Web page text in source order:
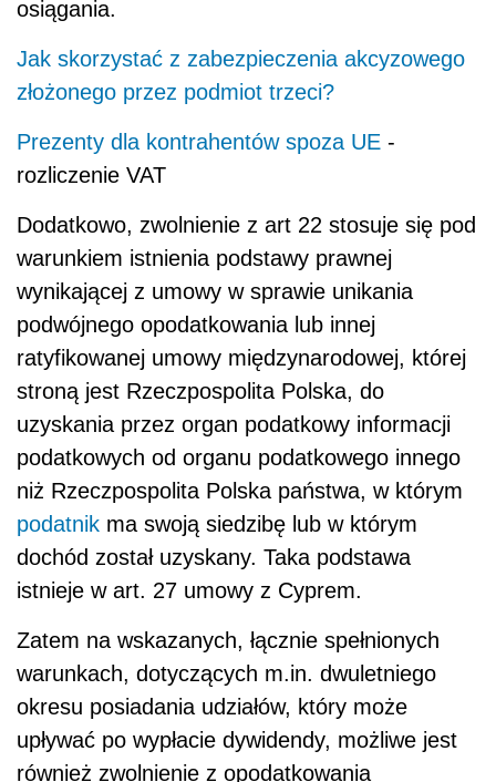
osiągania.
Jak skorzystać z zabezpieczenia akcyzowego
złożonego przez podmiot trzeci?
Prezenty dla kontrahentów spoza UE -
rozliczenie VAT
Dodatkowo, zwolnienie z art 22 stosuje się pod
warunkiem istnienia podstawy prawnej
wynikającej z umowy w sprawie unikania
podwójnego opodatkowania lub innej
ratyfikowanej umowy międzynarodowej, której
stroną jest Rzeczpospolita Polska, do
uzyskania przez organ podatkowy informacji
podatkowych od organu podatkowego innego
niż Rzeczpospolita Polska państwa, w którym
podatnik ma swoją siedzibę lub w którym
dochód został uzyskany. Taka podstawa
istnieje w art. 27 umowy z Cyprem.
Zatem na wskazanych, łącznie spełnionych
warunkach, dotyczących m.in. dwuletniego
okresu posiadania udziałów, który może
upływać po wypłacie dywidendy, możliwe jest
również zwolnienie z opodatkowania